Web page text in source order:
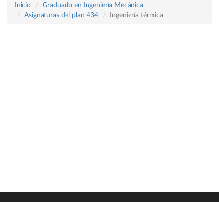
Inicio
Graduado en Ingeniería Mecánica
Asignaturas del plan 434
Ingeniería térmica